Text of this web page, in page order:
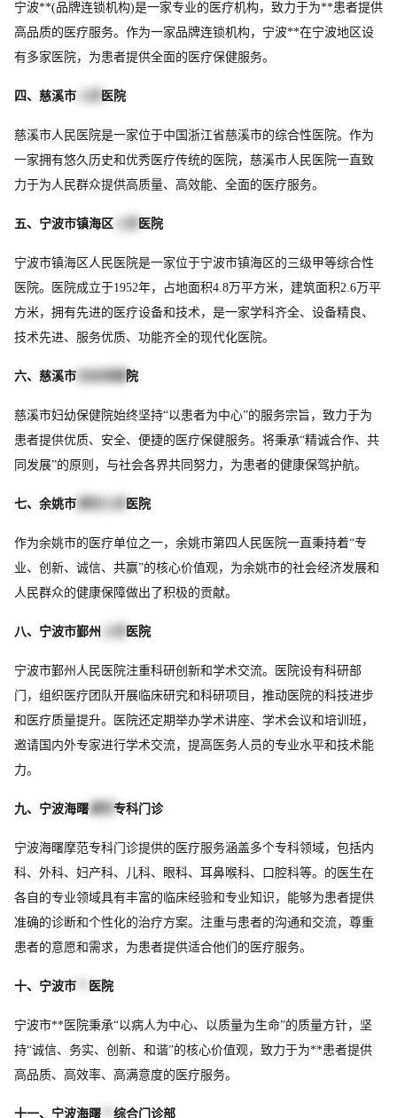
宁波**(品牌连锁机构)是一家专业的医疗机构，致力于为**患者提供
高品质的医疗服务。作为一家品牌连锁机构，宁波**在宁波地区设
有多家医院，为患者提供全面的医疗保健服务。
四、慈溪市 医院
慈溪市人民医院是一家位于中国浙江省慈溪市的综合性医院。作为
一家拥有悠久历史和优秀医疗传统的医院，慈溪市人民医院一直致
力于为人民群众提供高质量、高效能、全面的医疗服务。
五、宁波市镇海区 医院
宁波市镇海区人民医院是一家位于宁波市镇海区的三级甲等综合性
医院。医院成立于1952年，占地面积4.8万平方米，建筑面积2.6万平
方米，拥有先进的医疗设备和技术，是一家学科齐全、设备精良、
技术先进、服务优质、功能齐全的现代化医院。
六、慈溪市 妇幼保健 院
慈溪市妇幼保健院始终坚持“以患者为中心”的服务宗旨，致力于为
患者提供优质、安全、便捷的医疗保健服务。将秉承“精诚合作、共
同发展”的原则，与社会各界共同努力，为患者的健康保驾护航。
七、余姚市 第四人民 医院
作为余姚市的医疗单位之一，余姚市第四人民医院一直秉持着“专
业、创新、诚信、共赢”的核心价值观，为余姚市的社会经济发展和
人民群众的健康保障做出了积极的贡献。
八、宁波市鄞州 医院
宁波市鄞州人民医院注重科研创新和学术交流。医院设有科研部
门，组织医疗团队开展临床研究和科研项目，推动医院的科技进步
和医疗质量提升。医院还定期举办学术讲座、学术会议和培训班，
邀请国内外专家进行学术交流，提高医务人员的专业水平和技术能
力。
九、宁波海曙 摩范 专科门诊
宁波海曙摩范专科门诊提供的医疗服务涵盖多个专科领域，包括内
科、外科、妇产科、儿科、眼科、耳鼻喉科、口腔科等。的医生在
各自的专业领域具有丰富的临床经验和专业知识，能够为患者提供
准确的诊断和个性化的治疗方案。注重与患者的沟通和交流，尊重
患者的意愿和需求，为患者提供适合他们的医疗服务。
十、宁波市 医院
宁波市**医院秉承“以病人为中心、以质量为生命”的质量方针，坚
持“诚信、务实、创新、和谐”的核心价值观，致力于为**患者提供
高品质、高效率、高满意度的医疗服务。
十一、宁波海曙 综合门诊部